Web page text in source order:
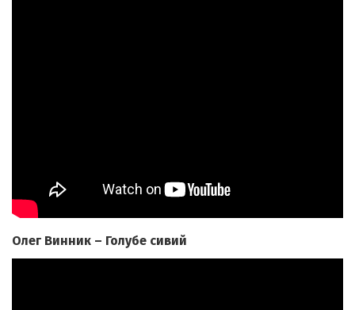
Олег Винник – Голубе сивий